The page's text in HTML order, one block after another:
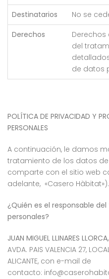
Destinatarios
No se
Derechos
Derechos
del
de datos
POLÍTICA DE PRIVACIDAD Y
PERSONALES
A continuación, le damos
tratamiento de los datos
comparte con el sitio web
adelante, «Casero Hàbitat»).
¿Quién es el responsable
personales?
JUAN MIGUEL LLINARES LLORCA,
AVDA. PAIS VALENCIA 27,
ALICANTE, con e-mail de
contacto: